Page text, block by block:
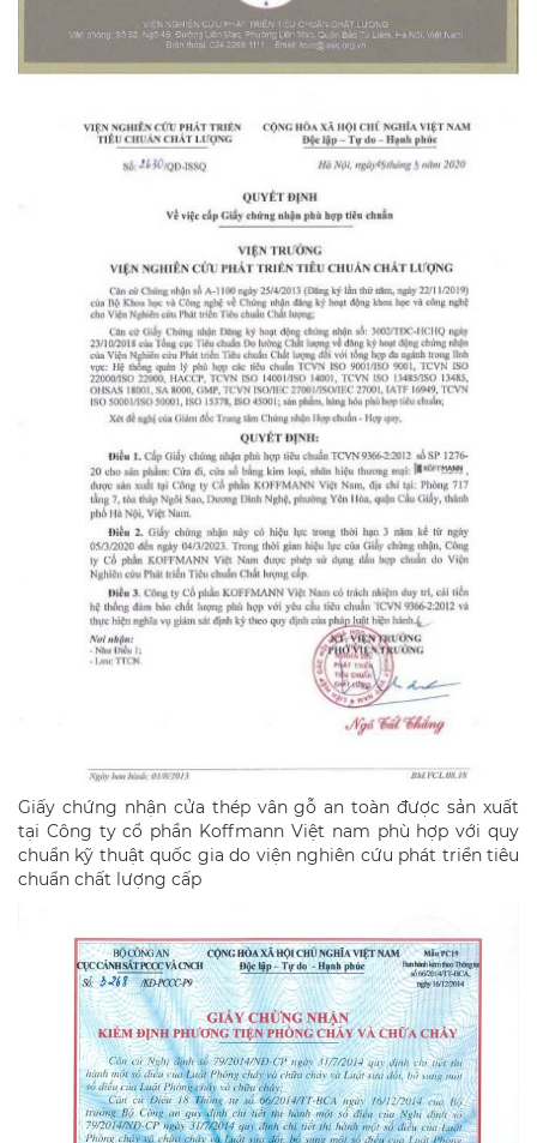
Giấy chứng nhận cửa thép vân gỗ an toàn được sản xuất
tại Công ty cổ phần Koffmann Việt nam phù hợp với quy
chuẩn kỹ thuật quốc gia do viện nghiên cứu phát triển tiêu
chuẩn chất lượng cấp